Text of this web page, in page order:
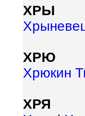
ХРЫ
ХРЮ
Хрюкин
ХРЯ